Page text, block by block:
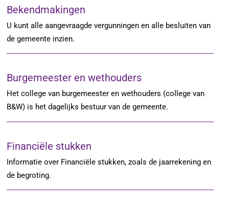
Bekendmakingen
U kunt alle aangevraagde vergunningen en alle besluiten van
de gemeente inzien.
Burgemeester en wethouders
Het college van burgemeester en wethouders (college van
B&W) is het dagelijks bestuur van de gemeente.
Financiële stukken
Informatie over Financiële stukken, zoals de jaarrekening en
de begroting.